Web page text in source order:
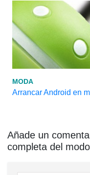
MODA
Arrancar Android en
Añade un
completa del